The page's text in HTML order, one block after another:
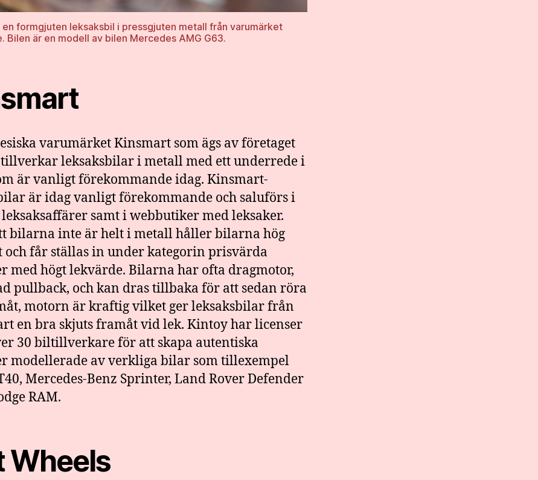
en formgjuten leksaksbil i pressgjuten metall från varumärket
Bilen är en modell av bilen Mercedes AMG G63.
varumärket Kinsmart som ägs av företaget
leksaksbilar i metall med ett underrede i
är vanligt förekommande idag. Kinsmart-
är idag vanligt förekommande och saluförs i
samt i webbutiker med leksaker.
bilarna inte är helt i metall håller bilarna hög
och får ställas in under kategorin prisvärda
med högt lekvärde. Bilarna har ofta dragmotor,
pullback, och kan dras tillbaka för att sedan röra
motorn är kraftig vilket ger leksaksbilar från
en bra skjuts framåt vid lek. Kintoy har licenser
30 biltillverkare för att skapa autentiska
modellerade av verkliga bilar som tillexempel
Mercedes-Benz Sprinter, Land Rover Defender
RAM.
Wheels